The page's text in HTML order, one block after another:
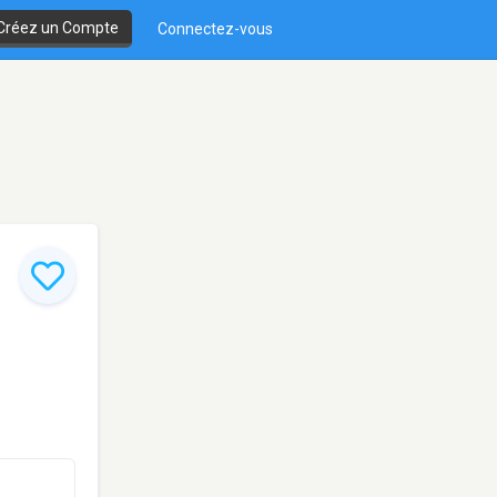
un Compte Connectez-vous